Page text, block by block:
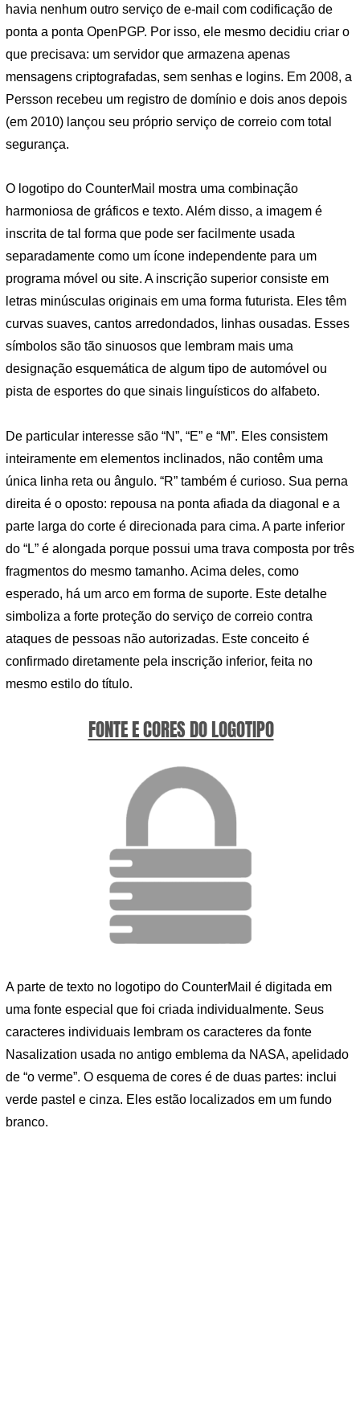
havia nenhum outro serviço de e-mail com codificação de
ponta a ponta OpenPGP. Por isso, ele mesmo decidiu criar o
que precisava: um servidor que armazena apenas
mensagens criptografadas, sem senhas e logins. Em 2008, a
Persson recebeu um registro de domínio e dois anos depois
(em 2010) lançou seu próprio serviço de correio com total
segurança.
O logotipo do CounterMail mostra uma combinação
harmoniosa de gráficos e texto. Além disso, a imagem é
inscrita de tal forma que pode ser facilmente usada
separadamente como um ícone independente para um
programa móvel ou site. A inscrição superior consiste em
letras minúsculas originais em uma forma futurista. Eles têm
curvas suaves, cantos arredondados, linhas ousadas. Esses
símbolos são tão sinuosos que lembram mais uma
designação esquemática de algum tipo de automóvel ou
pista de esportes do que sinais linguísticos do alfabeto.
De particular interesse são “N”, “E” e “M”. Eles consistem
inteiramente em elementos inclinados, não contêm uma
única linha reta ou ângulo. “R” também é curioso. Sua perna
direita é o oposto: repousa na ponta afiada da diagonal e a
parte larga do corte é direcionada para cima. A parte inferior
do “L” é alongada porque possui uma trava composta por três
fragmentos do mesmo tamanho. Acima deles, como
esperado, há um arco em forma de suporte. Este detalhe
simboliza a forte proteção do serviço de correio contra
ataques de pessoas não autorizadas. Este conceito é
confirmado diretamente pela inscrição inferior, feita no
mesmo estilo do título.
FONTE E CORES DO LOGOTIPO
A parte de texto no logotipo do CounterMail é digitada em
uma fonte especial que foi criada individualmente. Seus
caracteres individuais lembram os caracteres da fonte
Nasalization usada no antigo emblema da NASA, apelidado
de “o verme”. O esquema de cores é de duas partes: inclui
verde pastel e cinza. Eles estão localizados em um fundo
branco.